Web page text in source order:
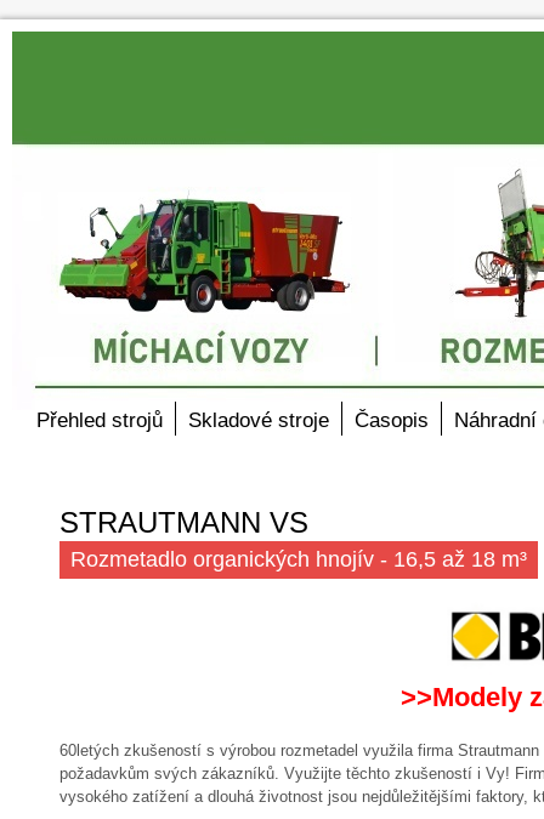
Přehled strojů Skladové stroje Časopis Náhradní
STRAUTMANN VS
Rozmetadlo organických hnojív - 16,5 až 18 m³
>>Modely
60letých zkušeností s výrobou rozmetadel využila firma
požadavkům svých zákazníků. Využijte těchto zkušeností i Vy!
vysokého zatížení a dlouhá životnost jsou nejdůležitějšími faktory,